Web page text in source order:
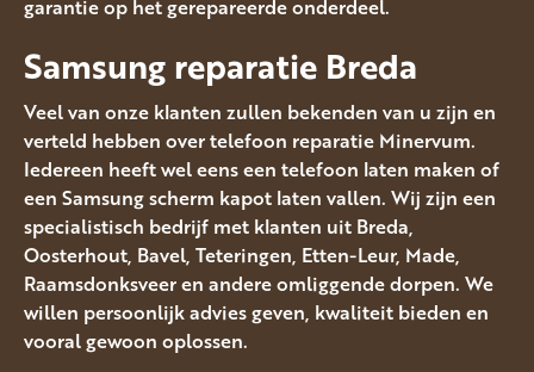
garantie op het gerepareerde onderdeel.
Samsung reparatie Breda
Veel van onze klanten zullen bekenden van u zijn en
verteld hebben over telefoon reparatie Minervum.
Iedereen heeft wel eens een telefoon laten maken of
een Samsung scherm kapot laten vallen. Wij zijn een
specialistisch bedrijf met klanten uit Breda,
Oosterhout, Bavel, Teteringen, Etten-Leur, Made,
Raamsdonksveer en andere omliggende dorpen. We
willen persoonlijk advies geven, kwaliteit bieden en
vooral gewoon oplossen.